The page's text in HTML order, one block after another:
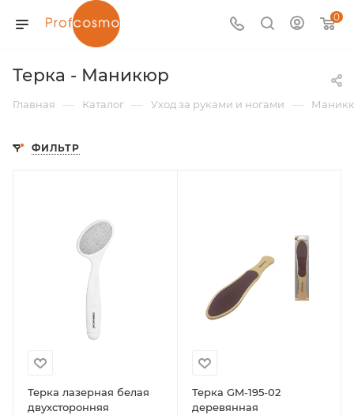
0
Терка - Маникюр
Главная — Каталог — Уход за руками и ногами —
ФИЛЬТР
Терка лазерная белая
двухсторонняя
Терка GM-195-02
деревянная